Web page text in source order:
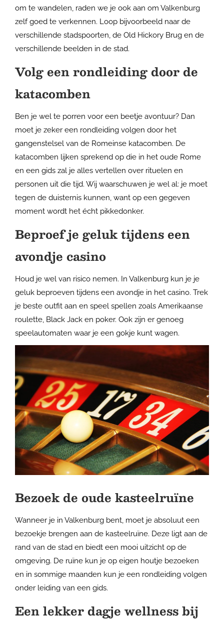
om te wandelen, raden we je ook aan om Valkenburg
zelf goed te verkennen. Loop bijvoorbeeld naar de
verschillende stadspoorten, de Old Hickory Brug en de
verschillende beelden in de stad.
Volg een rondleiding door de
katacomben
Ben je wel te porren voor een beetje avontuur? Dan
moet je zeker een rondleiding volgen door het
gangenstelsel van de Romeinse katacomben. De
katacomben lijken sprekend op die in het oude Rome
en een gids zal je alles vertellen over rituelen en
personen uit die tijd. Wij waarschuwen je wel al: je moet
tegen de duisternis kunnen, want op een gegeven
moment wordt het écht pikkedonker.
Beproef je geluk tijdens een
avondje casino
Houd je wel van risico nemen. In Valkenburg kun je je
geluk beproeven tijdens een avondje in het casino. Trek
je beste outfit aan en speel spellen zoals Amerikaanse
roulette, Black Jack en poker. Ook zijn er genoeg
speelautomaten waar je een gokje kunt wagen.
Bezoek de oude kasteelruïne
Wanneer je in Valkenburg bent, moet je absoluut een
bezoekje brengen aan de kasteelruïne. Deze ligt aan de
rand van de stad en biedt een mooi uitzicht op de
omgeving. De ruïne kun je op eigen houtje bezoeken
en in sommige maanden kun je een rondleiding volgen
onder leiding van een gids.
Een lekker dagje wellness bij